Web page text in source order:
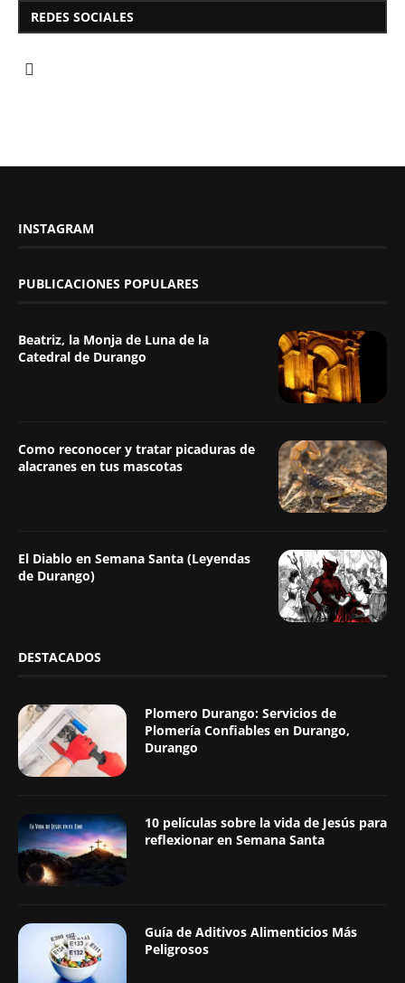
REDES SOCIALES
INSTAGRAM
PUBLICACIONES POPULARES
Beatriz, la Monja de Luna de la
Catedral de Durango
Como reconocer y tratar picaduras de
alacranes en tus mascotas
El Diablo en Semana Santa (Leyendas
de Durango)
DESTACADOS
Plomero Durango: Servicios de
Plomería Confiables en Durango,
Durango
10 películas sobre la vida de Jesús para
reflexionar en Semana Santa
Guía de Aditivos Alimenticios Más
Peligrosos